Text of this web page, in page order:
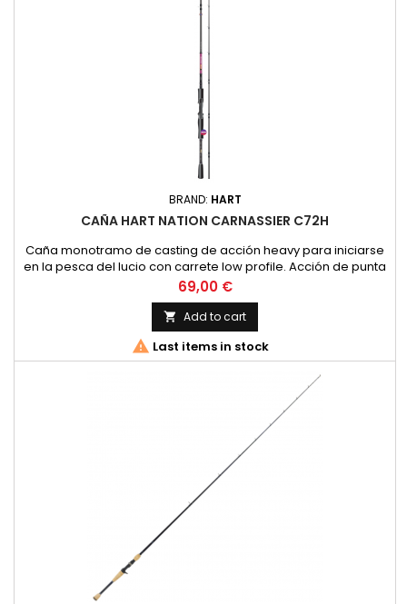
BRAND: HART
CAÑA HART NATION CARNASSIER C72H
Caña monotramo de casting de acción heavy para iniciarse
en la pesca del lucio con carrete low profile. Acción de punta
y gran reserva de potencia perfectas para pescas con vinilos
plomados en Texas o Jig Head. Blank tubular de carbono 24T.
Montada con anillas FUJI O Ring. Portacarrete tipo PTSMPK.
Funda de tela. Longitud 2.18m Secciones1 Accion MH...
Price
69,00 €
 Add to cart
 Last items in stock